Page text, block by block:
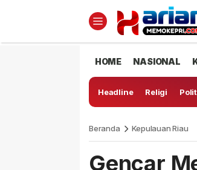
HOME NASIONAL
Headline Religi
Beranda Kepulauan Riau
Gencar